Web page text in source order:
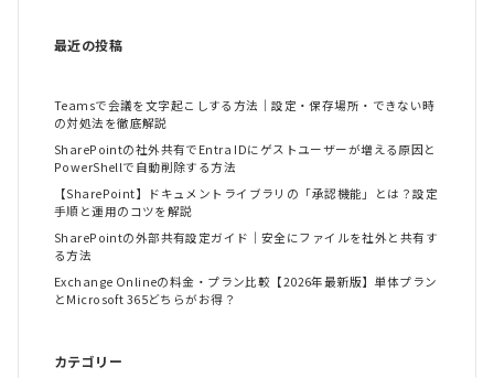
最近の投稿
Teamsで会議を文字起こしする方法｜設定・保存場所・できない時
の対処法を徹底解説
SharePointの社外共有でEntra IDにゲストユーザーが増える原因と
PowerShellで自動削除する方法
【SharePoint】ドキュメントライブラリの「承認機能」とは？設定
手順と運用のコツを解説
SharePointの外部共有設定ガイド｜安全にファイルを社外と共有す
る方法
Exchange Onlineの料金・プラン比較【2026年最新版】単体プラン
とMicrosoft 365どちらがお得？
カテゴリー